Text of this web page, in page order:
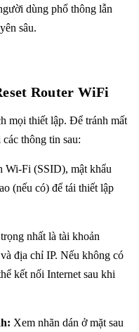
dùng phổ thông lẫn
sâu.
Router WiFi
mọi thiết lập. Để tránh mất
thông tin sau:
Wi-Fi (SSID), mật khẩu
(nếu có) để tái thiết lập
nhất là tài khoản
địa chỉ IP. Nếu không có
kết nối Internet sau khi
Xem nhãn dán ở mặt sau